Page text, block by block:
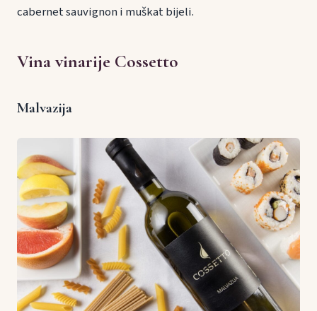
cabernet sauvignon i muškat bijeli.
Vina vinarije Cossetto
Malvazija